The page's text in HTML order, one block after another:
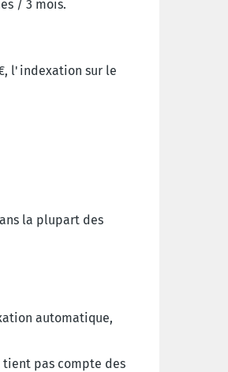
/ 3 mois.
l'indexation sur le
la plupart des
automatique,
tient pas compte des